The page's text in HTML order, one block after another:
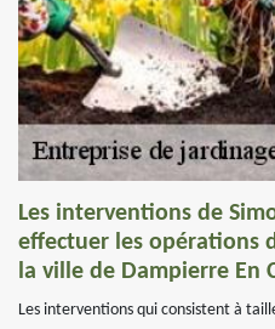
Les interventions de
effectuer les opérations
la ville de Dampierre En
Les interventions qui consistent à